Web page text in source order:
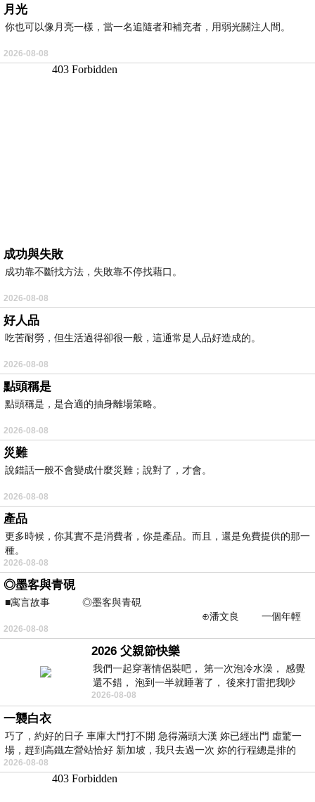
月光
你也可以像月亮一樣，當一名追隨者和補充者，用弱光關注人間。
2026-08-08
成功與失敗
成功靠不斷找方法，失敗靠不停找藉口。
2026-08-08
好人品
吃苦耐勞，但生活過得卻很一般，這通常是人品好造成的。
2026-08-08
點頭稱是
點頭稱是，是合適的抽身離場策略。
2026-08-08
災難
說錯話一般不會變成什麼災難；說對了，才會。
2026-08-08
產品
更多時候，你其實不是消費者，你是產品。而且，還是免費提供的那一
種。
2026-08-08
◎墨客與青硯
■寓言故事 ◎墨客與青硯
⊕潘文良 一個年輕
的墨客，在京城的古玩肆裡
2026-08-08
2026 父親節快樂
我們一起穿著情侶裝吧， 第一次泡冷水澡， 感覺
還不錯， 泡到一半就睡著了， 後來打雷把我吵
醒， 手
2026-08-08
一襲白衣
巧了，約好的日子 車庫大門打不開 急得滿頭大漢 妳已經出門 虛驚一
場，趕到高鐵左營站恰好 新加坡，我只去過一次 妳的行程總是排的
2026-08-08